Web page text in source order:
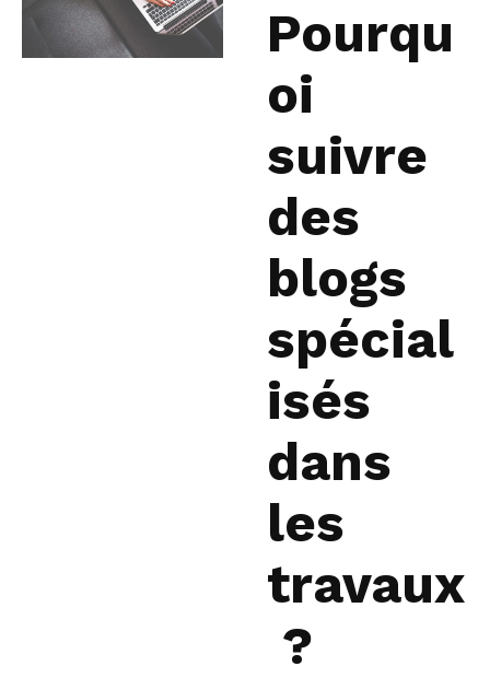
Pourqu
oi
suivre
des
blogs
spécial
isés
dans
les
travaux
?